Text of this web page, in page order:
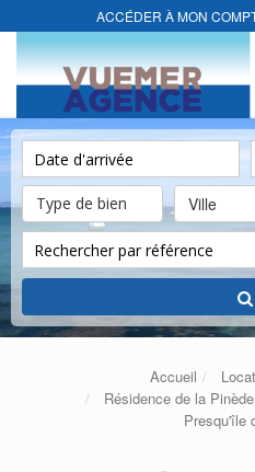
ACCÉDER À MON
Ville
Accueil
Résidence de la
Presqu'île